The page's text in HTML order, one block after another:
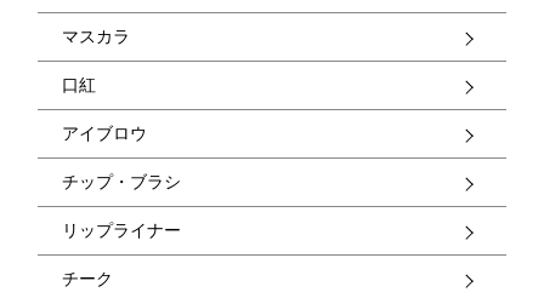
マスカラ
口紅
アイブロウ
チップ・ブラシ
リップライナー
チーク